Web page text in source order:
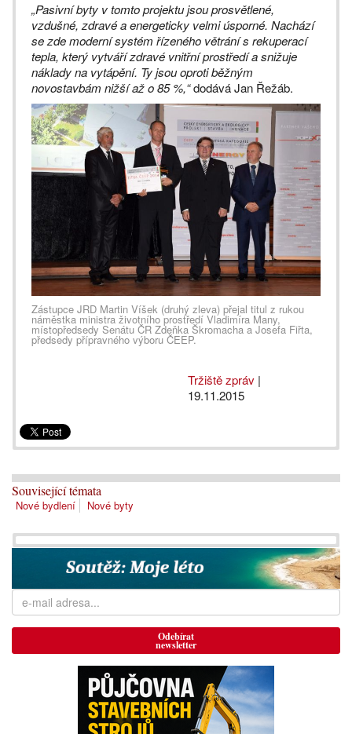
„Pasivní byty v tomto projektu jsou prosvětlené,
vzdušné, zdravé a energeticky velmi úsporné. Nachází
se zde moderní systém řízeného větrání s rekuperací
tepla, který vytváří zdravé vnitřní prostředí a snižuje
náklady na vytápění. Ty jsou oproti běžným
novostavbám nižší až o 85 %,“dodává Jan Řežáb.
Zástupce JRD Martin Víšek (druhý zleva) přejal titul z rukou
náměstka ministra životního prostředí Vladimíra Many,
místopředsedy Senátu ČR Zdeňka Škromacha a Josefa Fiřta,
předsedy přípravného výboru ČEEP.
Tržiště zpráv |
19.11.2015
Související témata
Nové bydlení Nové byty
Odebírat
newsletter